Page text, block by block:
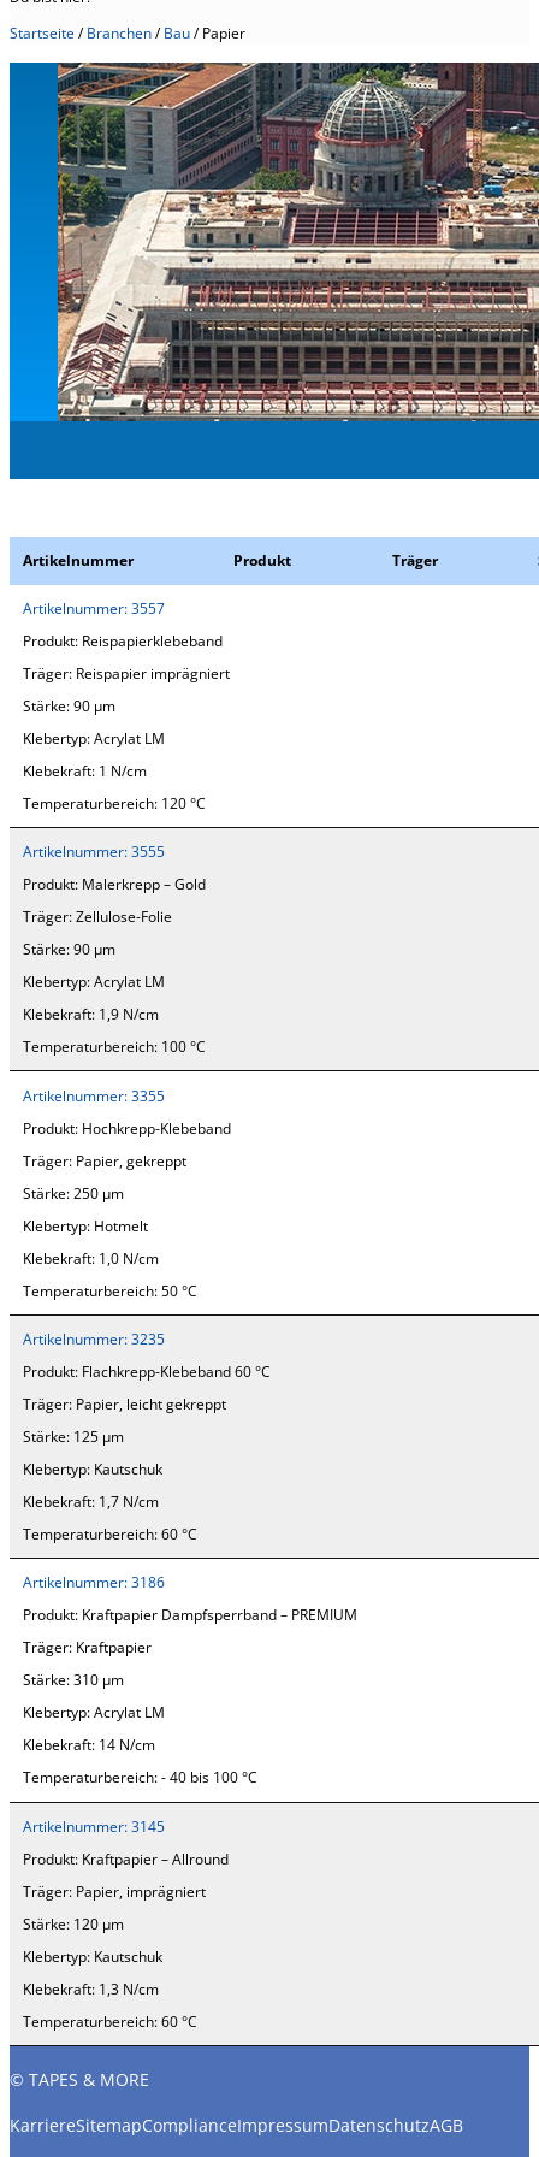
Startseite/Branchen/Bau/Papier
Artikelnummer Produkt Träger
Artikelnummer:3557
Produkt: Reispapierklebeband
Träger: Reispapier imprägniert
Stärke:90 µm
Klebertyp:Acrylat LM
Klebekraft: 1 N/cm
Temperaturbereich: 120 °C
Artikelnummer:3555
Produkt: Malerkrepp – Gold
Träger:Zellulose-Folie
Stärke:90 µm
Klebertyp:Acrylat LM
Klebekraft: 1,9 N/cm
Temperaturbereich: 100 °C
Artikelnummer:3355
Produkt: Hochkrepp-Klebeband
Träger: Papier, gekreppt
Stärke: 250 µm
Klebertyp: Hotmelt
Klebekraft: 1,0 N/cm
Temperaturbereich: 50 °C
Artikelnummer:3235
Produkt: Flachkrepp-Klebeband 60 °C
Träger: Papier, leicht gekreppt
Stärke: 125 µm
Klebertyp: Kautschuk
Klebekraft: 1,7 N/cm
Temperaturbereich:60 °C
Artikelnummer:3186
Produkt: Kraftpapier Dampfsperrband – PREMIUM
Träger: Kraftpapier
Stärke:310 µm
Klebertyp:Acrylat LM
Klebekraft: 14 N/cm
Temperaturbereich:- 40 bis 100 °C
Artikelnummer:3145
Produkt: Kraftpapier – Allround
Träger: Papier, imprägniert
Stärke: 120 µm
Klebertyp: Kautschuk
Klebekraft: 1,3 N/cm
Temperaturbereich:60 °C
© TAPES & MORE
KarriereSitemapComplianceImpressumDatenschutzAGB